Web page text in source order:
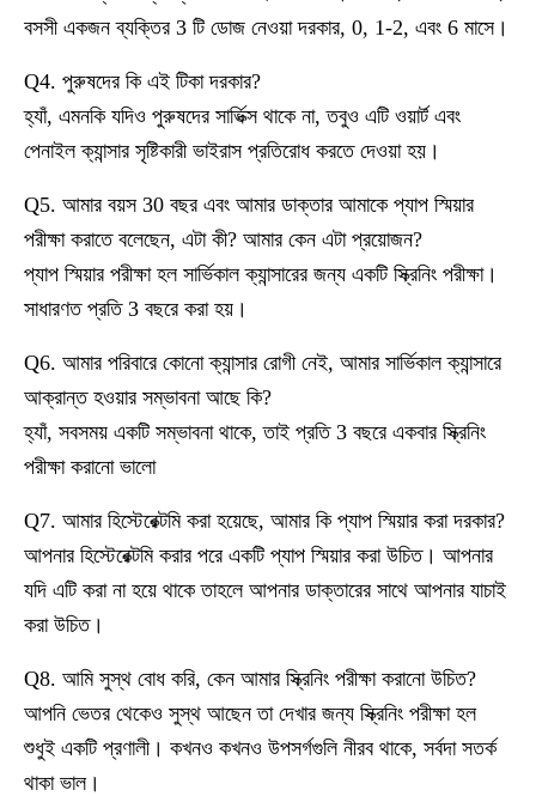
বসসী একজন ব্যক্তির 3 টি ডোজ নেওয়া দরকার, 0, 1-2, এবং 6 মাসে।
Q4. পুরুষদের কি এই টিকা দরকার?
হ্যাঁ, এমনকি যদিও পুরুষদের সার্ভিক্স থাকে না, তবুও এটি ওয়ার্ট এবং
পেনাইল ক্যান্সার সৃষ্টিকারী ভাইরাস প্রতিরোধ করতে দেওয়া হয়।
Q5. আমার বয়স 30 বছর এবং আমার ডাক্তার আমাকে প্যাপ স্মিয়ার
পরীক্ষা করাতে বলেছেন, এটা কী? আমার কেন এটা প্রয়োজন?
প্যাপ স্মিয়ার পরীক্ষা হল সার্ভিকাল ক্যান্সারের জন্য একটি স্ক্রিনিং পরীক্ষা।
সাধারণত প্রতি 3 বছরে করা হয়।
Q6. আমার পরিবারে কোনো ক্যান্সার রোগী নেই, আমার সার্ভিকাল ক্যান্সারে
আক্রান্ত হওয়ার সম্ভাবনা আছে কি?
হ্যাঁ, সবসময় একটি সম্ভাবনা থাকে, তাই প্রতি 3 বছরে একবার স্ক্রিনিং
পরীক্ষা করানো ভালো
Q7. আমার হিস্টেরেক্টমি করা হয়েছে, আমার কি প্যাপ স্মিয়ার করা দরকার?
আপনার হিস্টেরেক্টমি করার পরে একটি প্যাপ স্মিয়ার করা উচিত। আপনার
যদি এটি করা না হয়ে থাকে তাহলে আপনার ডাক্তারের সাথে আপনার যাচাই
করা উচিত।
Q8. আমি সুস্থ বোধ করি, কেন আমার স্ক্রিনিং পরীক্ষা করানো উচিত?
আপনি ভেতর থেকেও সুস্থ আছেন তা দেখার জন্য স্ক্রিনিং পরীক্ষা হল
শুধুই একটি প্রণালী। কখনও কখনও উপসর্গগুলি নীরব থাকে, সর্বদা সতর্ক
থাকা ভাল।